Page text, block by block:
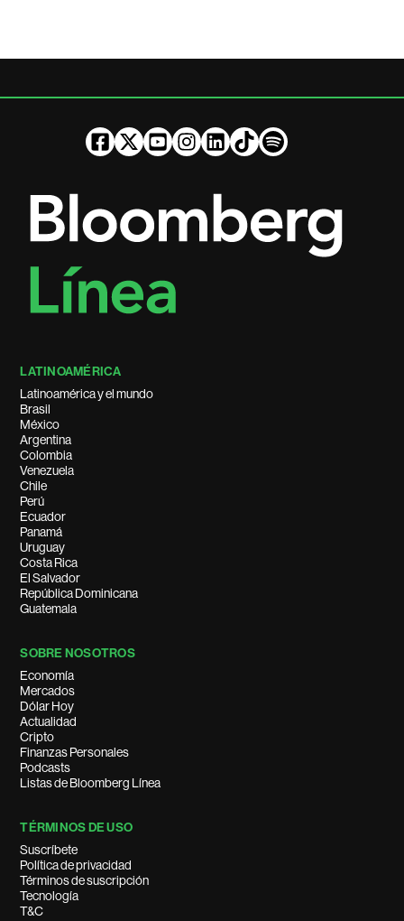
LATINOAMÉRICA
Latinoamérica y el mundo
Brasil
México
Argentina
Colombia
Venezuela
Chile
Perú
Ecuador
Panamá
Uruguay
Costa Rica
El Salvador
República Dominicana
Guatemala
SOBRE NOSOTROS
Economía
Mercados
Dólar Hoy
Actualidad
Cripto
Finanzas Personales
Podcasts
Listas de Bloomberg Línea
TÉRMINOS DE USO
Suscríbete
Política de privacidad
Términos de suscripción
Tecnología
T&C